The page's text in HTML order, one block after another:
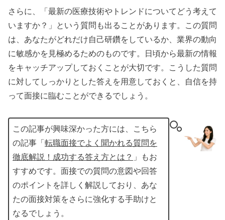
さらに、「最新の医療技術やトレンドについてどう考えて
いますか？」という質問も出ることがあります。この質問
は、あなたがどれだけ自己研鑽をしているか、業界の動向
に敏感かを見極めるためのものです。日頃から最新の情報
をキャッチアップしておくことが大切です。こうした質問
に対してしっかりとした答えを用意しておくと、自信を持
って面接に臨むことができるでしょう。
この記事が興味深かった方には、こちら
の記事「 転職面接でよく聞かれる質問を
徹底解説！成功する答え方とは？ 」もお
すすめです。面接での質問の意図や回答
のポイントを詳しく解説しており、あな
たの面接対策をさらに強化する手助けと
なるでしょう。